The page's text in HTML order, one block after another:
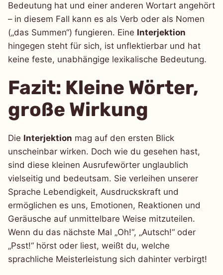
Bedeutung hat und einer anderen Wortart angehört
– in diesem Fall kann es als Verb oder als Nomen
(„das Summen“) fungieren. Eine Interjektion
hingegen steht für sich, ist unflektierbar und hat
keine feste, unabhängige lexikalische Bedeutung.
Fazit: Kleine Wörter,
große Wirkung
Die Interjektion mag auf den ersten Blick
unscheinbar wirken. Doch wie du gesehen hast,
sind diese kleinen Ausrufewörter unglaublich
vielseitig und bedeutsam. Sie verleihen unserer
Sprache Lebendigkeit, Ausdruckskraft und
ermöglichen es uns, Emotionen, Reaktionen und
Geräusche auf unmittelbare Weise mitzuteilen.
Wenn du das nächste Mal „Oh!“, „Autsch!“ oder
„Psst!“ hörst oder liest, weißt du, welche
sprachliche Meisterleistung sich dahinter verbirgt!